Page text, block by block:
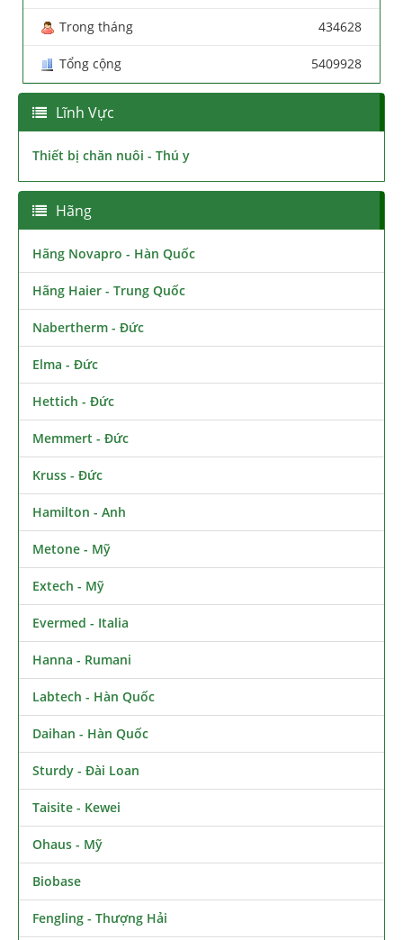
Trong tháng 434628
Tổng cộng 5409928
Lĩnh Vực
Thiết bị chăn nuôi - Thú y
Hãng
Hãng Novapro - Hàn Quốc
Hãng Haier - Trung Quốc
Nabertherm - Đức
Elma - Đức
Hettich - Đức
Memmert - Đức
Kruss - Đức
Hamilton - Anh
Metone - Mỹ
Extech - Mỹ
Evermed - Italia
Hanna - Rumani
Labtech - Hàn Quốc
Daihan - Hàn Quốc
Sturdy - Đài Loan
Taisite - Kewei
Ohaus - Mỹ
Biobase
Fengling - Thượng Hải